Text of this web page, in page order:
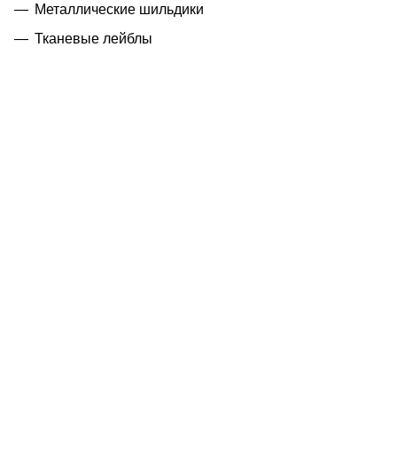
Металлические шильдики
Тканевые лейблы